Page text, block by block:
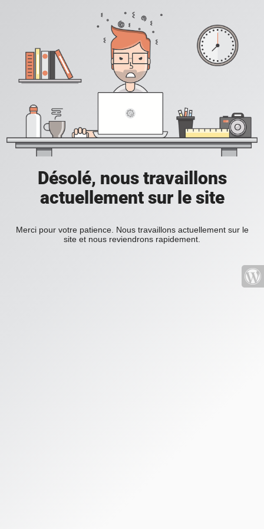
Désolé, nous travaillons
actuellement sur le site
Merci pour votre patience. Nous travaillons actuellement sur le
site et nous reviendrons rapidement.